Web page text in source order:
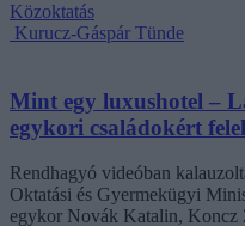
Közoktatás
Kurucz-Gáspár Tünde
Mint egy luxushotel –
egykori családokért
Rendhagyó videóban
Oktatási és Gyermekügyi
egykor Novák Katalin, Koncz